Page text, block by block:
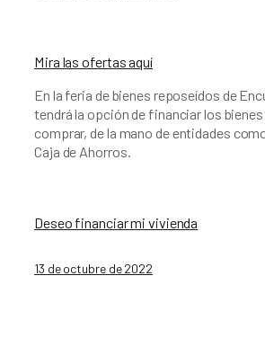
Mira las ofertas aquí
En la feria de bienes reposeídos de
tendrá la opción de financiar los bienes
comprar, de la mano de entidades
Caja de Ahorros.
Deseo financiar mi vivienda
13 de octubre de 2022